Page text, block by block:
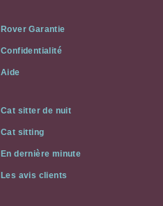
Rover Garantie
Confidentialité
Aide
Cat sitter de nuit
Cat sitting
En dernière minute
Les avis clients